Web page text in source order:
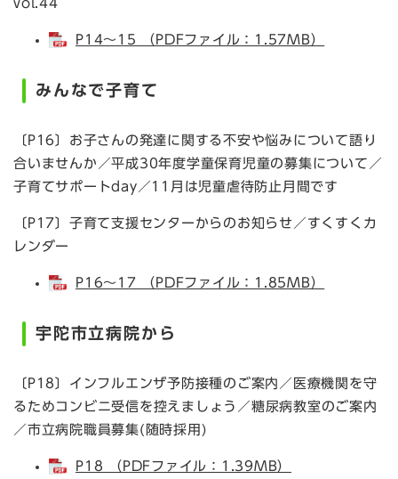
vol.44
P14～15 （PDFファイル：1.57MB）
みんなで子育て
〔P16〕お子さんの発達に関する不安や悩みについて語り
合いませんか／平成30年度学童保育児童の募集について／
子育てサポートday／11月は児童虐待防止月間です
〔P17〕子育て支援センターからのお知らせ／すくすくカ
レンダー
P16～17 （PDFファイル：1.85MB）
宇陀市立病院から
〔P18〕インフルエンザ予防接種のご案内／医療機関を守
るためコンビニ受信を控えましょう／糖尿病教室のご案内
／市立病院職員募集(随時採用)
P18 （PDFファイル：1.39MB）